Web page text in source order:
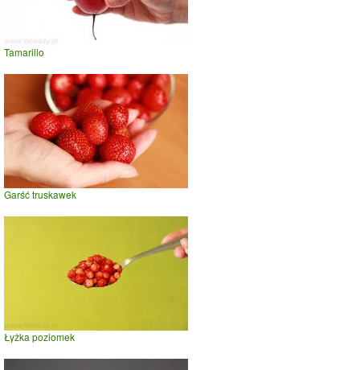
Tamarillo
Garść truskawek
Łyżka poziomek